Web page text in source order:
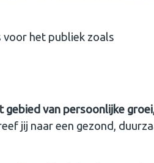
het publiek zoals
van persoonlijke
jij naar een gezond,